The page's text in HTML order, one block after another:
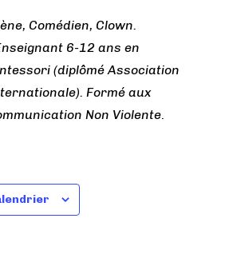
Comédien, Clown.
6-12 ans en
(diplômé Association
. Formé aux
Non Violente.